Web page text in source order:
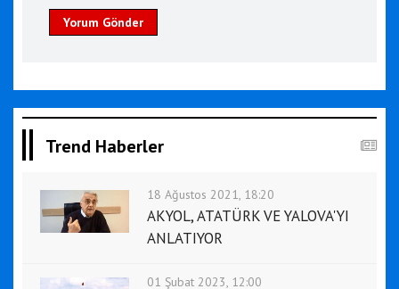
Yorum Gönder
Trend Haberler
18 Ağustos 2021, 18:20
AKYOL, ATATÜRK VE YALOVA'YI
ANLATIYOR
01 Şubat 2023, 12:00